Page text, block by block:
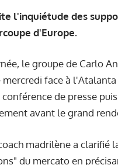
l'inquiétude des
d'Europe.
le groupe de Carlo
face à
conférence de presse
avant le grand
madrilène a clarifié
du mercato en